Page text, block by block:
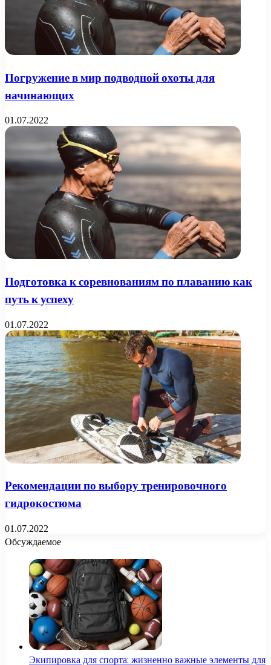
Погружение в мир подводной охоты для
начинающих
01.07.2022
Подготовка к соревнованиям по плаванию как
путь к успеху
01.07.2022
Рекомендации по выбору тренировочного
гидрокостюма
01.07.2022
Обсуждаемое
Экипировка для спорта: жизненно важные элементы для